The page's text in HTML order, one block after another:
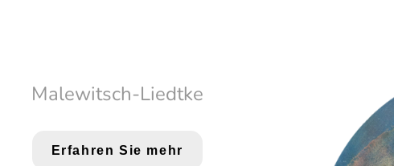
Malewitsch-Liedtke
Erfahren Sie mehr